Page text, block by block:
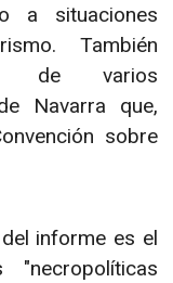
a situaciones
También
de varios
Navarra que,
sobre
informe es el